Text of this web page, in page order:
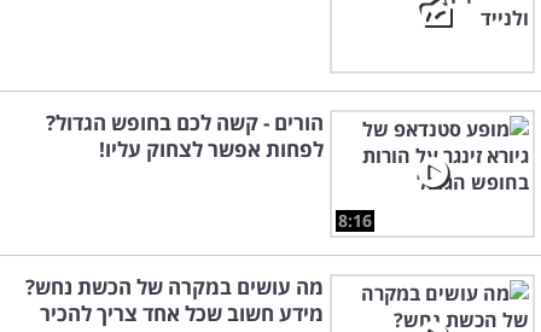
8:16
הורים - קשה לכם בחופש הגדול?
לפחות אפשר לצחוק עליו!
מה עושים במקרה של הכשת נחש?
מידע חשוב שכל אחד צריך להכיר